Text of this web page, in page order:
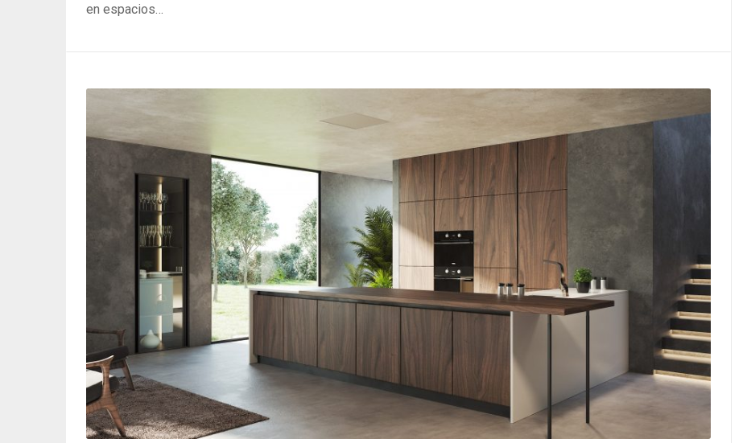
en espacios…